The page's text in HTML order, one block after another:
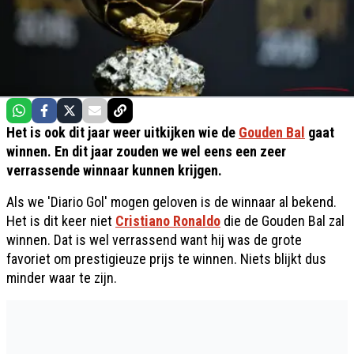
Het is ook dit jaar weer uitkijken wie de Gouden Bal gaat
winnen. En dit jaar zouden we wel eens een zeer
verrassende winnaar kunnen krijgen.
Als we 'Diario Gol' mogen geloven is de winnaar al bekend.
Het is dit keer niet Cristiano Ronaldo die de Gouden Bal zal
winnen. Dat is wel verrassend want hij was de grote
favoriet om prestigieuze prijs te winnen. Niets blijkt dus
minder waar te zijn.